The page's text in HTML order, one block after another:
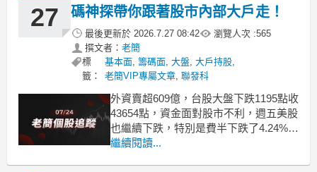
27
碼神探帶你跟著股市內部大戶走！
最後更新於 2026.7.27 08:42 瀏覽人次 :565
撰文者： 老簡
標
籤：
基本面,籌碼面,大盤,大戶持股,
老簡VIP專屬文章,聯發科
外資賣超609億，台股大盤下跌1195點收
43654點，資金面對股市不利，週五美股
也繼續下跌，特別是費半下跌了4.24%，
台指期夜盤下跌445點，貌似還是比較客
繼續閱讀...